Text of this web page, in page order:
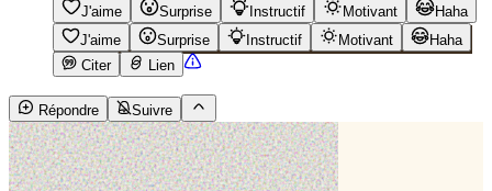
J'aime Surprise Instructif Motivant
Haha
J'aime
Surprise Instructif Motivant
Haha
Citer
Lien
Répondre Suivre